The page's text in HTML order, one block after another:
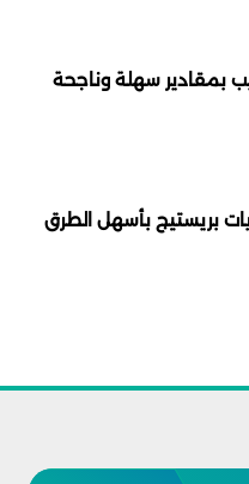
بمقادير سهلة وناجحة
بريستيج بأسهل الطرق